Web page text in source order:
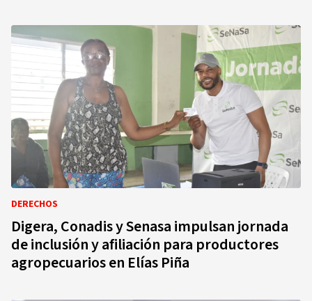
DERECHOS
Digera, Conadis y Senasa impulsan jornada
de inclusión y afiliación para productores
agropecuarios en Elías Piña